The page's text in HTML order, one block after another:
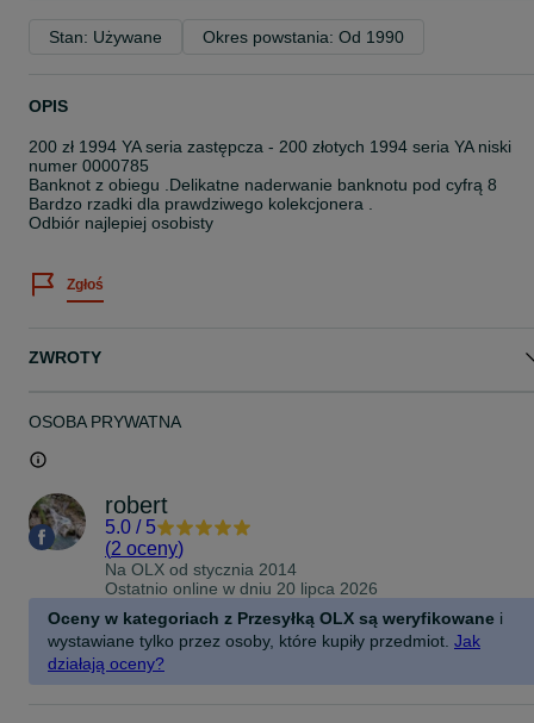
Stan: Używane Okres powstania: Od 1990
OPIS
200 zł 1994 YA seria zastępcza - 200 złotych 1994 seria YA niski
numer 0000785
Banknot z obiegu .Delikatne naderwanie banknotu pod cyfrą 8
Bardzo rzadki dla prawdziwego kolekcjonera .
Odbiór najlepiej osobisty
Zgłoś
ZWROTY
OSOBA PRYWATNA
robert
5.0 / 5
(2 oceny)
Na OLX od stycznia 2014
Ostatnio online w dniu 20 lipca 2026
Oceny w kategoriach z Przesyłką OLX są weryfikowane i
wystawiane tylko przez osoby, które kupiły przedmiot. Jak
działają oceny?